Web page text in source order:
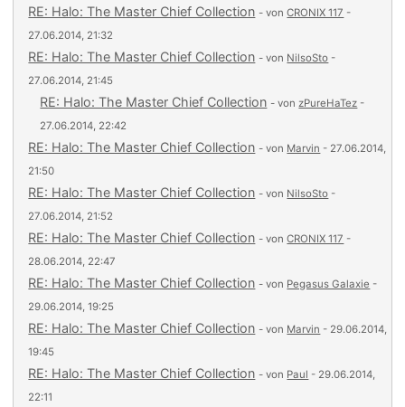
RE: Halo: The Master Chief Collection - vonCRONIX 117 -
27.06.2014, 21:32
RE: Halo: The Master Chief Collection - von NilsoSto -
27.06.2014, 21:45
RE: Halo: The Master Chief Collection - vonzPureHaTez -
27.06.2014, 22:42
RE: Halo: The Master Chief Collection - von Marvin - 27.06.2014,
21:50
RE: Halo: The Master Chief Collection - von NilsoSto -
27.06.2014, 21:52
RE: Halo: The Master Chief Collection - vonCRONIX 117 -
28.06.2014, 22:47
RE: Halo: The Master Chief Collection - von Pegasus Galaxie -
29.06.2014, 19:25
RE: Halo: The Master Chief Collection - von Marvin - 29.06.2014,
19:45
RE: Halo: The Master Chief Collection - von Paul - 29.06.2014,
22:11